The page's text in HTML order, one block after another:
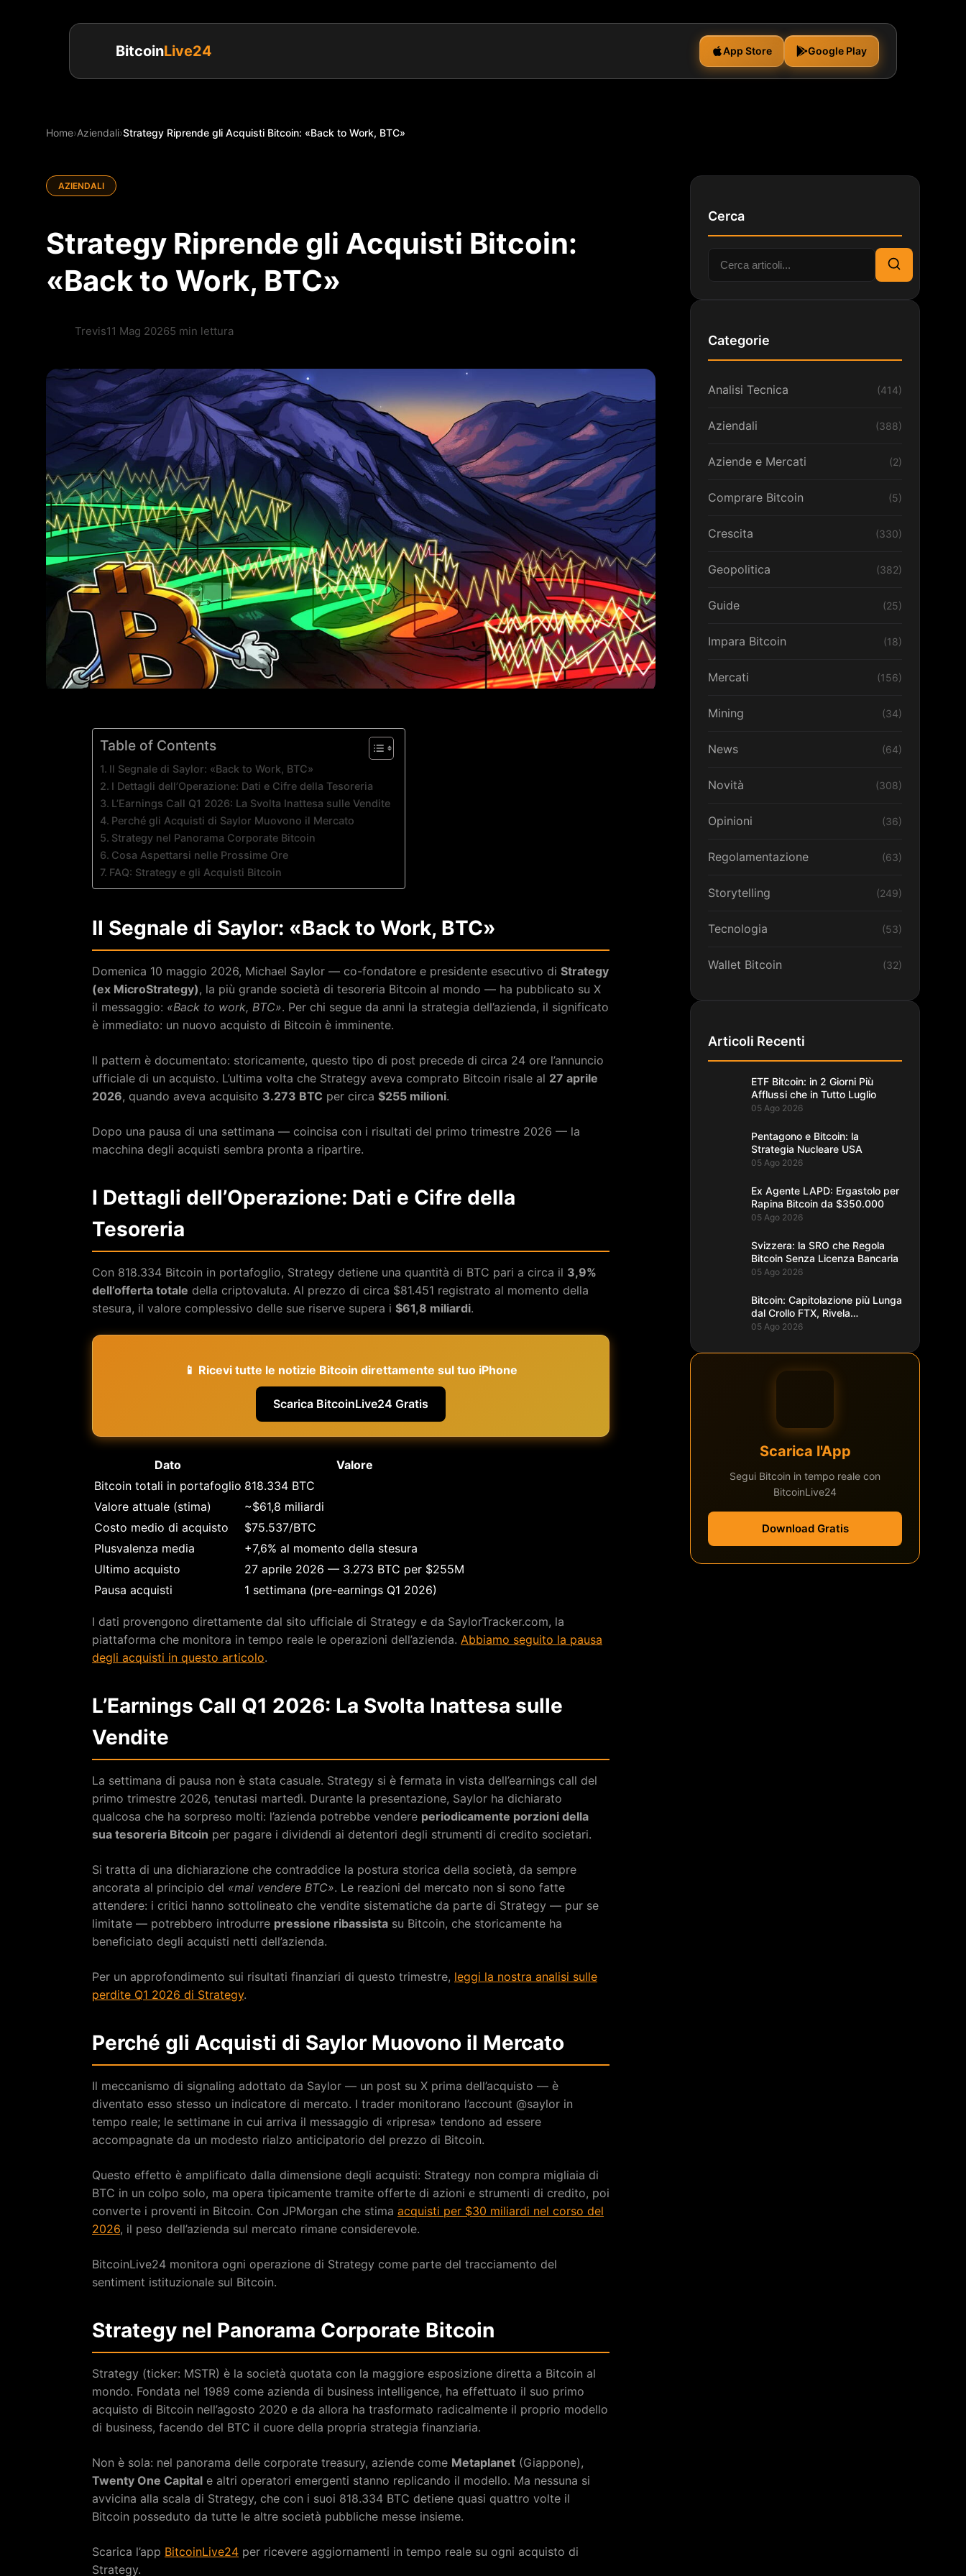
BitcoinLive24 App Store Google Play
Home›Aziendali›Strategy Riprende gli Acquisti Bitcoin: «Back to Work, BTC»
AZIENDALI
Strategy Riprende gli Acquisti Bitcoin:
«Back to Work, BTC»
Trevis11 Mag 20265 min lettura
Table of Contents
Il Segnale di Saylor: «Back to Work, BTC»
I Dettagli dell’Operazione: Dati e Cifre della Tesoreria
L’Earnings Call Q1 2026: La Svolta Inattesa sulle Vendite
Perché gli Acquisti di Saylor Muovono il Mercato
Strategy nel Panorama Corporate Bitcoin
Cosa Aspettarsi nelle Prossime Ore
FAQ: Strategy e gli Acquisti Bitcoin
Il Segnale di Saylor: «Back to Work, BTC»
Domenica 10 maggio 2026, Michael Saylor — co-fondatore e presidente esecutivo di Strategy
(ex MicroStrategy), la più grande società di tesoreria Bitcoin al mondo — ha pubblicato su X
il messaggio: «Back to work, BTC». Per chi segue da anni la strategia dell’azienda, il significato
è immediato: un nuovo acquisto di Bitcoin è imminente.
Il pattern è documentato: storicamente, questo tipo di post precede di circa 24 ore l’annuncio
ufficiale di un acquisto. L’ultima volta che Strategy aveva comprato Bitcoin risale al 27 aprile
2026, quando aveva acquisito 3.273 BTC per circa $255 milioni.
Dopo una pausa di una settimana — coincisa con i risultati del primo trimestre 2026 — la
macchina degli acquisti sembra pronta a ripartire.
I Dettagli dell’Operazione: Dati e Cifre della
Tesoreria
Con 818.334 Bitcoin in portafoglio, Strategy detiene una quantità di BTC pari a circa il 3,9%
dell’offerta totale della criptovaluta. Al prezzo di circa $81.451 registrato al momento della
stesura, il valore complessivo delle sue riserve supera i $61,8 miliardi.
📱 Ricevi tutte le notizie Bitcoin direttamente sul tuo iPhone
Scarica BitcoinLive24 Gratis
Dato
Valore
Bitcoin totali in portafoglio 818.334 BTC
Valore attuale (stima)
~$61,8 miliardi
Costo medio di acquisto
$75.537/BTC
Plusvalenza media
+7,6% al momento della stesura
Ultimo acquisto
27 aprile 2026 — 3.273 BTC per $255M
Pausa acquisti
1 settimana (pre-earnings Q1 2026)
I dati provengono direttamente dal sito ufficiale di Strategy e da SaylorTracker.com, la
piattaforma che monitora in tempo reale le operazioni dell’azienda. Abbiamo seguito la pausa
degli acquisti in questo articolo.
L’Earnings Call Q1 2026: La Svolta Inattesa sulle
Vendite
La settimana di pausa non è stata casuale. Strategy si è fermata in vista dell’earnings call del
primo trimestre 2026, tenutasi martedì. Durante la presentazione, Saylor ha dichiarato
qualcosa che ha sorpreso molti: l’azienda potrebbe vendere periodicamente porzioni della
sua tesoreria Bitcoin per pagare i dividendi ai detentori degli strumenti di credito societari.
Si tratta di una dichiarazione che contraddice la postura storica della società, da sempre
ancorata al principio del «mai vendere BTC». Le reazioni del mercato non si sono fatte
attendere: i critici hanno sottolineato che vendite sistematiche da parte di Strategy — pur se
limitate — potrebbero introdurre pressione ribassista su Bitcoin, che storicamente ha
beneficiato degli acquisti netti dell’azienda.
Per un approfondimento sui risultati finanziari di questo trimestre, leggi la nostra analisi sulle
perdite Q1 2026 di Strategy.
Perché gli Acquisti di Saylor Muovono il Mercato
Il meccanismo di signaling adottato da Saylor — un post su X prima dell’acquisto — è
diventato esso stesso un indicatore di mercato. I trader monitorano l’account @saylor in
tempo reale; le settimane in cui arriva il messaggio di «ripresa» tendono ad essere
accompagnate da un modesto rialzo anticipatorio del prezzo di Bitcoin.
Questo effetto è amplificato dalla dimensione degli acquisti: Strategy non compra migliaia di
BTC in un colpo solo, ma opera tipicamente tramite offerte di azioni e strumenti di credito, poi
converte i proventi in Bitcoin. Con JPMorgan che stima acquisti per $30 miliardi nel corso del
2026, il peso dell’azienda sul mercato rimane considerevole.
BitcoinLive24 monitora ogni operazione di Strategy come parte del tracciamento del
sentiment istituzionale sul Bitcoin.
Strategy nel Panorama Corporate Bitcoin
Strategy (ticker: MSTR) è la società quotata con la maggiore esposizione diretta a Bitcoin al
mondo. Fondata nel 1989 come azienda di business intelligence, ha effettuato il suo primo
acquisto di Bitcoin nell’agosto 2020 e da allora ha trasformato radicalmente il proprio modello
di business, facendo del BTC il cuore della propria strategia finanziaria.
Non è sola: nel panorama delle corporate treasury, aziende come Metaplanet (Giappone),
Twenty One Capital e altri operatori emergenti stanno replicando il modello. Ma nessuna si
avvicina alla scala di Strategy, che con i suoi 818.334 BTC detiene quasi quattro volte il
Bitcoin posseduto da tutte le altre società pubbliche messe insieme.
Scarica l’app BitcoinLive24 per ricevere aggiornamenti in tempo reale su ogni acquisto di
Strategy.
Cerca
Cerca:
Cerca
Categorie
Analisi Tecnica (414)
Aziendali (388)
Aziende e Mercati (2)
Comprare Bitcoin (5)
Crescita (330)
Geopolitica (382)
Guide (25)
Impara Bitcoin (18)
Mercati (156)
Mining (34)
News (64)
Novità (308)
Opinioni (36)
Regolamentazione (63)
Storytelling (249)
Tecnologia (53)
Wallet Bitcoin (32)
Articoli Recenti
ETF Bitcoin: in 2 Giorni Più
Afflussi che in Tutto Luglio
05 Ago 2026
Pentagono e Bitcoin: la
Strategia Nucleare USA
05 Ago 2026
Ex Agente LAPD: Ergastolo per
Rapina Bitcoin da $350.000
05 Ago 2026
Svizzera: la SRO che Regola
Bitcoin Senza Licenza Bancaria
05 Ago 2026
Bitcoin: Capitolazione più Lunga
dal Crollo FTX, Rivela
Glassnode
05 Ago 2026
Scarica l'App
Segui Bitcoin in tempo reale con
BitcoinLive24
Download Gratis